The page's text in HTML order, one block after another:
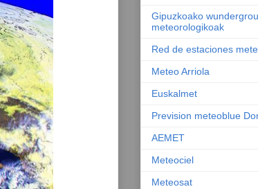
Gipuzkoako
meteorologikoak
Red de estaciones
Meteo Arriola
Euskalmet
Prevision meteoblue
AEMET
Meteociel
Meteosat